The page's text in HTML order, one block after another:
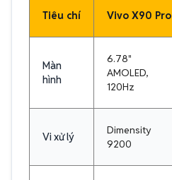
Tiêu chí Vivo X90 Pro
Màn
hình
6.78"
AMOLED,
120Hz
Vi xử lý
Dimensity
9200